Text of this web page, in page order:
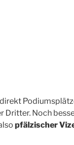
Dritter. Noch
pfälzischer